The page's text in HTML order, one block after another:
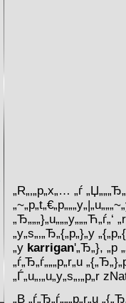
„R„‚„p„x„… „ѓ
„Ђ„„„}„u„„„y„„„Ћ„ѓ„‘
„y„s„‚„Ђ„{„p„}„y
„y karrigan'„Ђ„}, „p
„ѓ„Ђ„ѓ„„„p„r„u
„Ѓ„u„‚„u„y„s„‚„p„r
„B „ѓ„Ђ„ѓ„„„p„r„u